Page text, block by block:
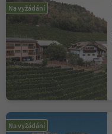
Na vyžádání
Na vyžádání